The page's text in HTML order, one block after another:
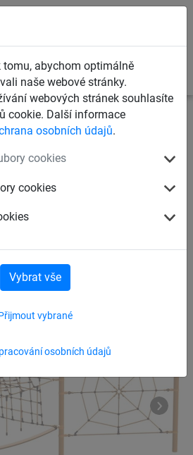
tomu, abychom optimálně
naše webové stránky.
webových stránek souhlasíte
cookie. Další informace
osobních údajů.
cookies
cookies
osobních údajů
vybrané
Vybrat vše
Systém Vario pro ocelové sloupy
jednotlivě